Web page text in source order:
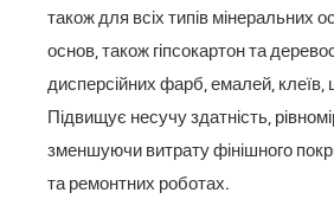
також для всіх типів мінеральних
основ, також гіпсокартон та
дисперсійних фарб, емалей, клеїв,
Підвищує несучу здатність,
зменшуючи витрату фінішного
та ремонтних роботах.